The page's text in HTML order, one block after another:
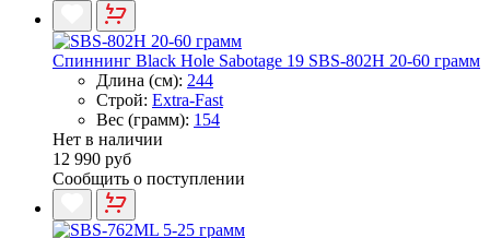
Спиннинг Black Hole Sabotage 19 SBS-802H 20-60 грамм
Длина (см): 244
Строй: Extra-Fast
Вес (грамм): 154
Нет в наличии
12 990 руб
Сообщить о поступлении